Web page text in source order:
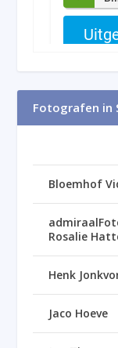
Fotografen in
Bloemhof
Rosalie
Henk
Jaco Hoeve